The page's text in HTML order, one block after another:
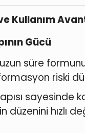
Kullanım
Gücü
süre
riski
sayesinde
düzenini hızlı